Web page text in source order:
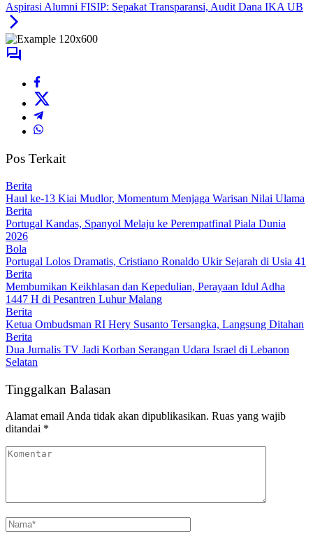
Aspirasi Alumni FISIP: Sepakat Transparansi, Audit Dana IKA UB
Pos Terkait
Berita
Haul ke-13 Kiai Mudlor, Momentum Menjaga Warisan Nilai Ulama
Berita
Portugal Kandas, Spanyol Melaju ke Perempatfinal Piala Dunia
2026
Bola
Portugal Lolos Dramatis, Cristiano Ronaldo Ukir Sejarah di Usia 41
Berita
Membumikan Keikhlasan dan Kepedulian, Perayaan Idul Adha
1447 H di Pesantren Luhur Malang
Berita
Ketua Ombudsman RI Hery Susanto Tersangka, Langsung Ditahan
Berita
Dua Jurnalis TV Jadi Korban Serangan Udara Israel di Lebanon
Selatan
Tinggalkan Balasan
Alamat email Anda tidak akan dipublikasikan. Ruas yang wajib
ditandai *